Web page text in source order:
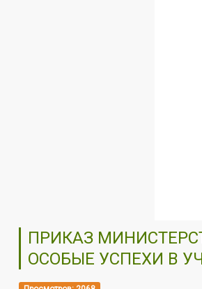
ПРИКАЗ
ОСОБЫЕ УСПЕХИ В